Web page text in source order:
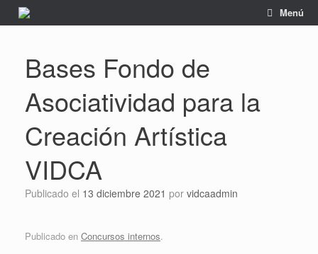
Saltar
Menú
Bases Fondo de
Asociatividad para la
Creación Artística
VIDCA
Publicado el 13 diciembre 2021 por vidcaadmin
Publicado en Concursos internos.